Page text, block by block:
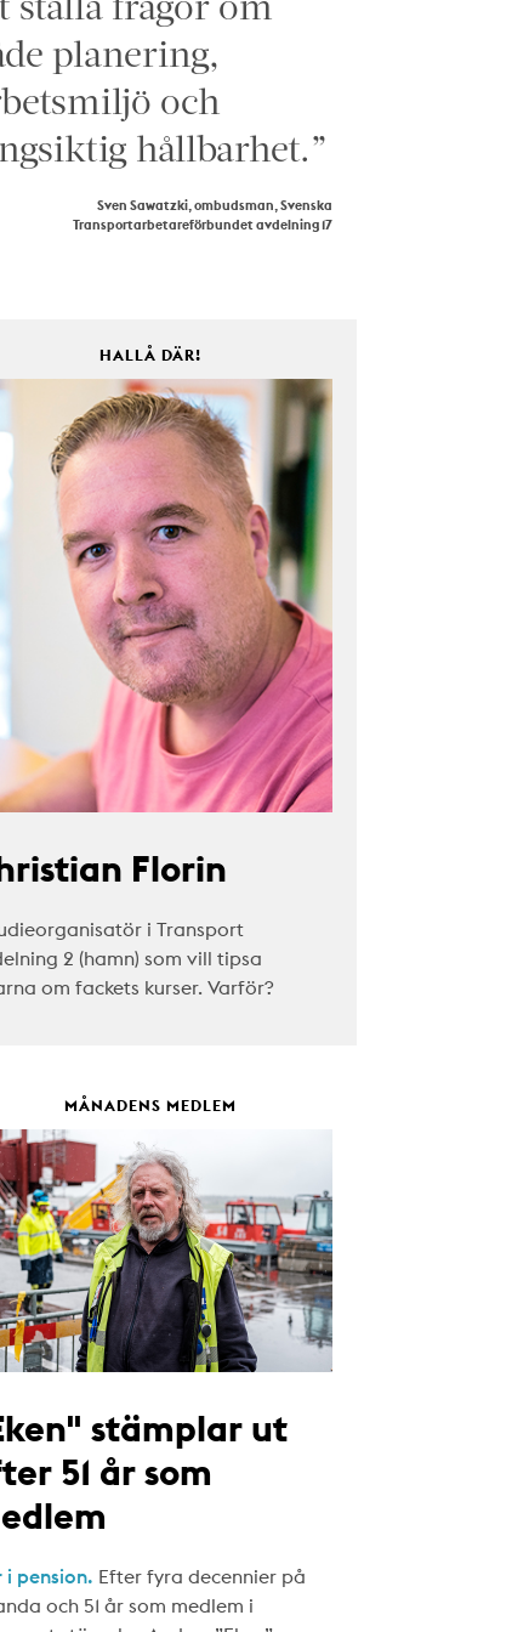
planering,
och
hållbarhet.”
Sven Sawatzki, ombudsman, Svenska
Transportarbetareförbundet avdelning 17
HALLÅ DÄR!
Florin
i Transport
2 (hamn) som vill tipsa
om fackets kurser. Varför?
MÅNADENS MEDLEM
stämplar ut
51 år som
i pension. Efter fyra decennier på
och 51 år som medlem i